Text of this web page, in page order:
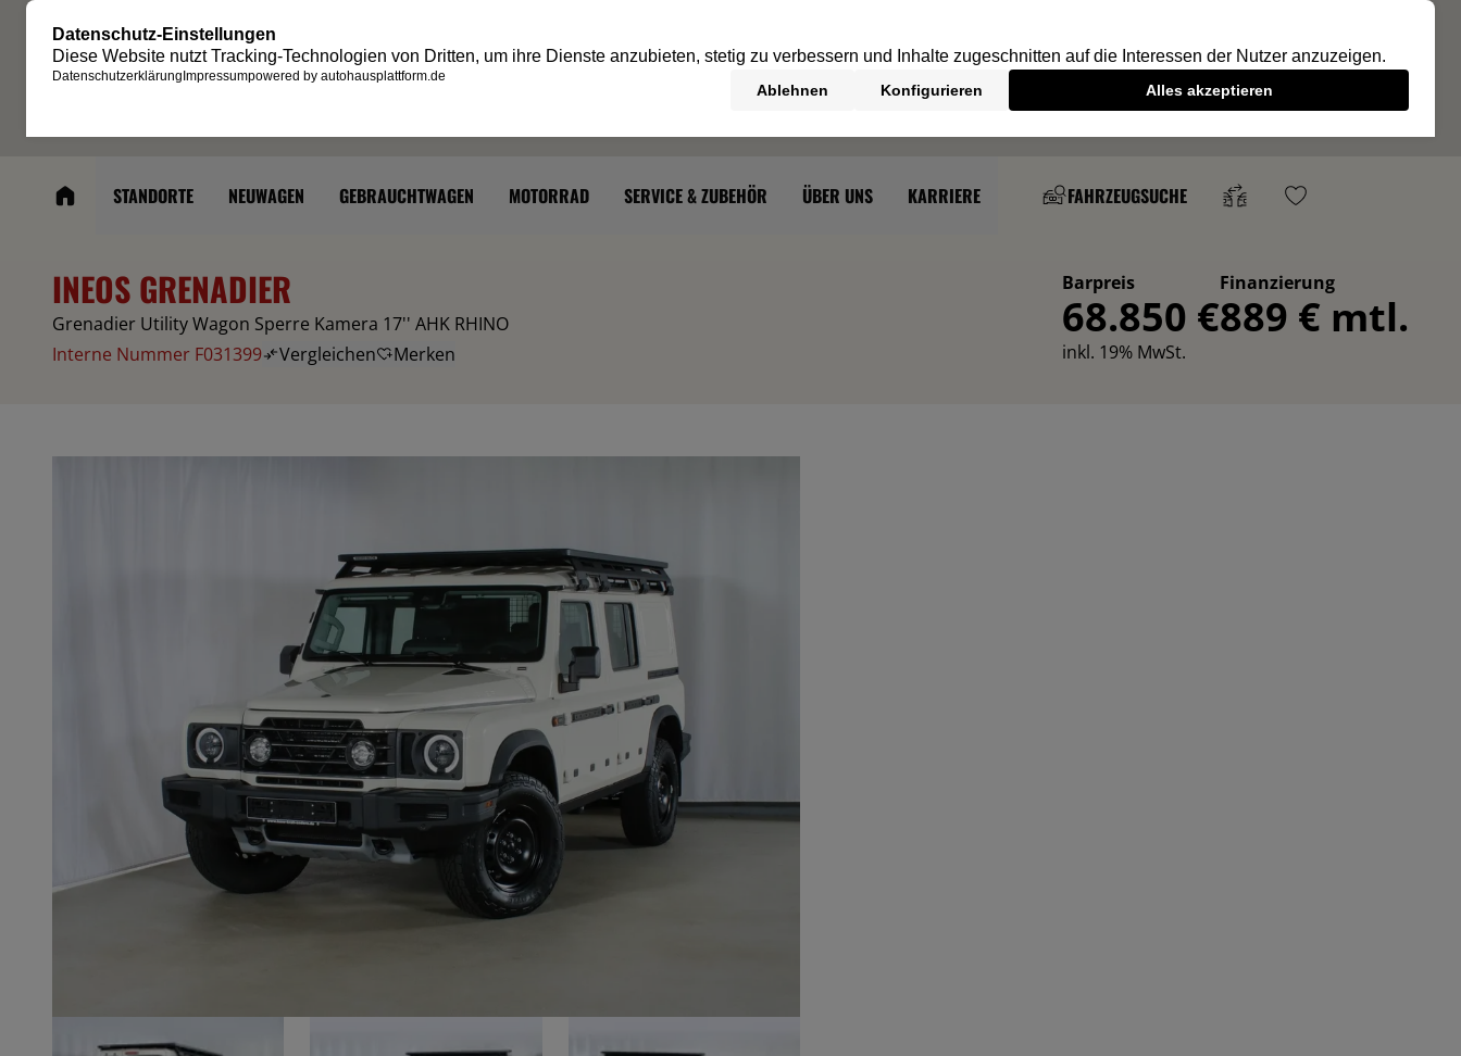
STANDORTE NEUWAGEN GEBRAUCHTWAGEN MOTORRAD SERVICE & ZUBEHÖR ÜBER UNS KARRIERE FAHRZEUGSUCHE
INEOS GRENADIER
Grenadier Utility Wagon Sperre Kamera 17'' AHK RHINO
Interne Nummer F031399
Vergleichen Merken
Barpreis
68.850 €
inkl. 19% MwSt.
Finanzierung
889 € mtl.